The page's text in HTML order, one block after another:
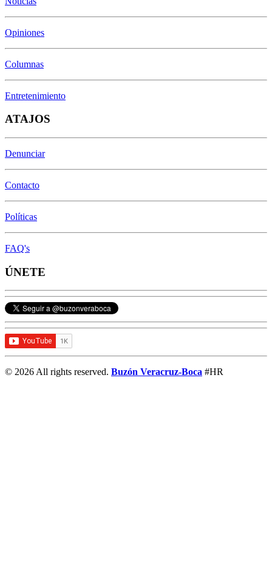
Opiniones
Columnas
Entretenimiento
ATAJOS
Denunciar
Contacto
Políticas
FAQ's
ÚNETE
© 2026 All rights reserved. Buzón Veracruz-Boca #HR